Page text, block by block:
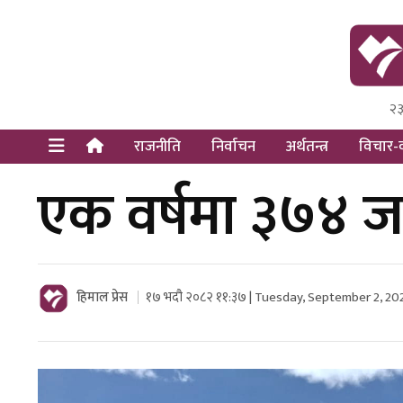
Himal
Dot
राजनीति निर्वाचन अर्थतन्त्र विचार-
एक वर्षमा ३७४
हिमाल प्रेस १७ भदौ २०८२ ११:३७ | Tuesday, September 2,